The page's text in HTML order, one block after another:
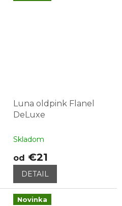
Luna oldpink Flanel
DeLuxe
Skladom
od €21
DETAIL
Novinka